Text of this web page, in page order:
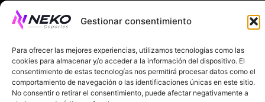
Gestionar consentimiento
Para ofrecer las mejores experiencias, utilizamos tecnologías como las
cookies para almacenar y/o acceder a la información del dispositivo. El
consentimiento de estas tecnologías nos permitirá procesar datos como el
comportamiento de navegación o las identificaciones únicas en este sitio.
No consentir o retirar el consentimiento, puede afectar negativamente a
SOBRE NOSOTROS
AVISOS LEGALES POLÍTICA DE PRIVACIDAD
POLÍTICA DE COOKIES
@2025. TODOS LOS DERECHOS RESERVADOS